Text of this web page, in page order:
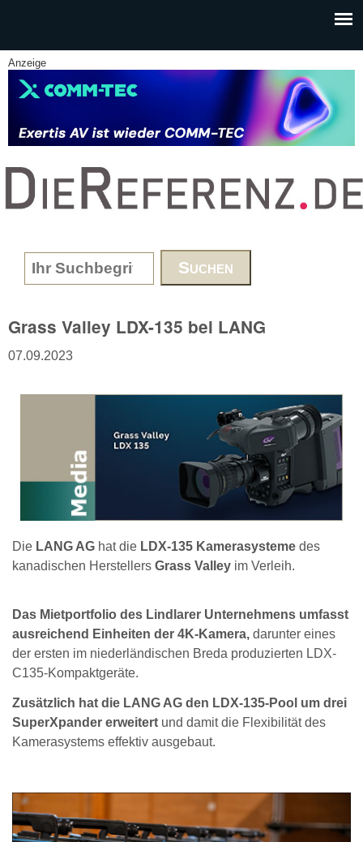
Anzeige
www.DieReferenz.de
Search form
Grass Valley LDX-135 bei LANG
07.09.2023
Die LANG AG hat die LDX-135 Kamerasysteme des
kanadischen Herstellers Grass Valley im Verleih.
Das Mietportfolio des Lindlarer Unternehmens umfasst
ausreichend Einheiten der 4K-Kamera, darunter eines
der ersten im niederländischen Breda produzierten LDX-
C135-Kompaktgeräte.
Zusätzlich hat die LANG AG den LDX-135-Pool um drei
SuperXpander erweitert und damit die Flexibilität des
Kamerasystems effektiv ausgebaut.